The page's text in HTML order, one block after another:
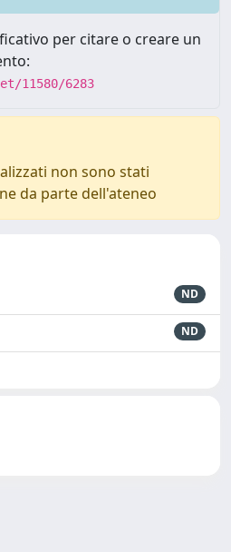
per citare o creare un
11580/6283
non sono stati
da parte dell'ateneo
ND
ND